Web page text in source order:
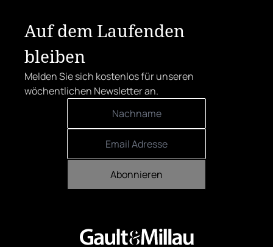
Auf dem Laufenden
bleiben
Melden Sie sich kostenlos für unseren
wöchentlichen Newsletter an.
Abonnieren